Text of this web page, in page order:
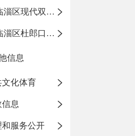
临淄区现代双语学校
临淄区杜郎口小学
信息
文化体育
信息
和服务公开